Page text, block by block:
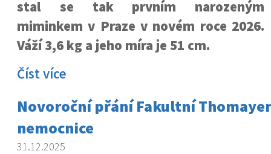
stal se tak prvním narozeným
miminkem v Praze v novém roce 2026.
Váží 3,6 kg a jeho míra je 51 cm.
Číst více
Novoroční přání Fakultní
nemocnice
31.12.2025